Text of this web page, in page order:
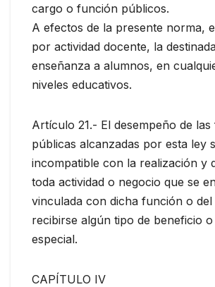
cargo o función públicos.
A efectos de la presente norma,
por actividad docente, la
enseñanza a alumnos, en
niveles educativos.
Artículo 21.- El desempeño de
públicas alcanzadas por esta ley
incompatible con la realización y
toda actividad o negocio que se
vinculada con dicha función o del
recibirse algún tipo de beneficio
especial.
CAPÍTULO IV